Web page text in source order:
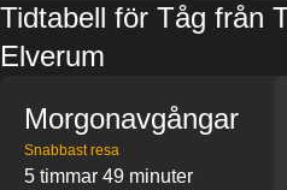
Tidtabell för Tåg från
Elverum
Morgonavgångar
Snabbast resa
5 timmar 49 minuter